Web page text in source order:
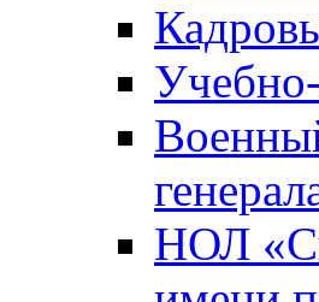
НОЛ